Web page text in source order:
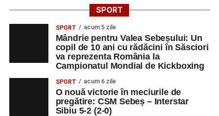
profesori, dedicată susținerii unei educații centrate pe
valorile creștin-ortodoxe și pe formarea caracterului
elevilor. Născută din experiența duhovnicească și
formativă a Mănăstirii Oașa, Sinaxa își propune să
sprijine profesorii în regăsirea motivației interioare,
oferindu-le nu doar instrumente metodice actuale, ci și
vocația pedagogică autentică.
SPORT
SPORT acum 5 zile
Mândrie pentru Valea Sebeșului: Un
copil de 10 ani cu rădăcini în Săsciori
va reprezenta România la
Campionatul Mondial de Kickboxing
SPORT acum 6 zile
O nouă victorie în meciurile de
pregătire: CSM Sebeș – Interstar
Sibiu 5-2 (2-0)